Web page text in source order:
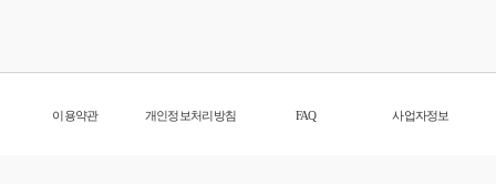
이용약관 개인정보처리방침 FAQ 사업자정보